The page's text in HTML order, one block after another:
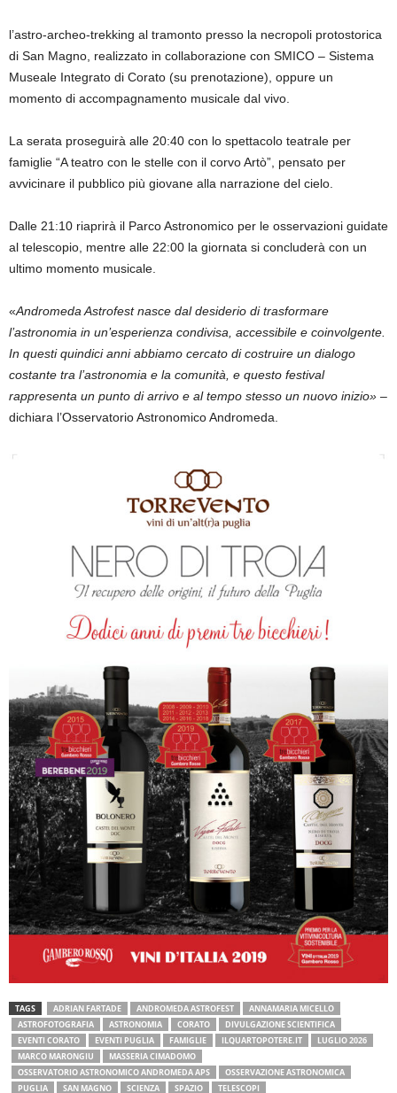
l’astro-archeo-trekking al tramonto presso la necropoli protostorica
di San Magno, realizzato in collaborazione con SMICO – Sistema
Museale Integrato di Corato (su prenotazione), oppure un
momento di accompagnamento musicale dal vivo.
La serata proseguirà alle 20:40 con lo spettacolo teatrale per
famiglie “A teatro con le stelle con il corvo Artò”, pensato per
avvicinare il pubblico più giovane alla narrazione del cielo.
Dalle 21:10 riaprirà il Parco Astronomico per le osservazioni guidate
al telescopio, mentre alle 22:00 la giornata si concluderà con un
ultimo momento musicale.
«Andromeda Astrofest nasce dal desiderio di trasformare
l’astronomia in un’esperienza condivisa, accessibile e coinvolgente.
In questi quindici anni abbiamo cercato di costruire un dialogo
costante tra l’astronomia e la comunità, e questo festival
rappresenta un punto di arrivo e al tempo stesso un nuovo inizio» –
dichiara l’Osservatorio Astronomico Andromeda.
TAGS ADRIAN FARTADE ANDROMEDA ASTROFEST
ANNAMARIA MICELLO
ASTROFOTOGRAFIA
ASTRONOMIA CORATO
DIVULGAZIONE SCIENTIFICA
EVENTI CORATO
EVENTI PUGLIA FAMIGLIE ILQUARTOPOTERE.IT
LUGLIO 2026
MARCO MARONGIU
MASSERIA CIMADOMO
OSSERVATORIO ASTRONOMICO ANDROMEDA APS
OSSERVAZIONE ASTRONOMICA
PUGLIA
SAN MAGNO SCIENZA SPAZIO TELESCOPI